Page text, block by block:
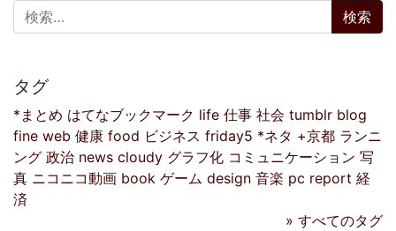
検索:
タグ
*まとめ はてなブックマーク life 仕事 社会 tumblr blog
fine web 健康 food ビジネス friday5 *ネタ +京都 ランニ
ング 政治 news cloudy グラフ化 コミュニケーション 写
真 ニコニコ動画 book ゲーム design 音楽 pc report 経
済
» すべてのタグ